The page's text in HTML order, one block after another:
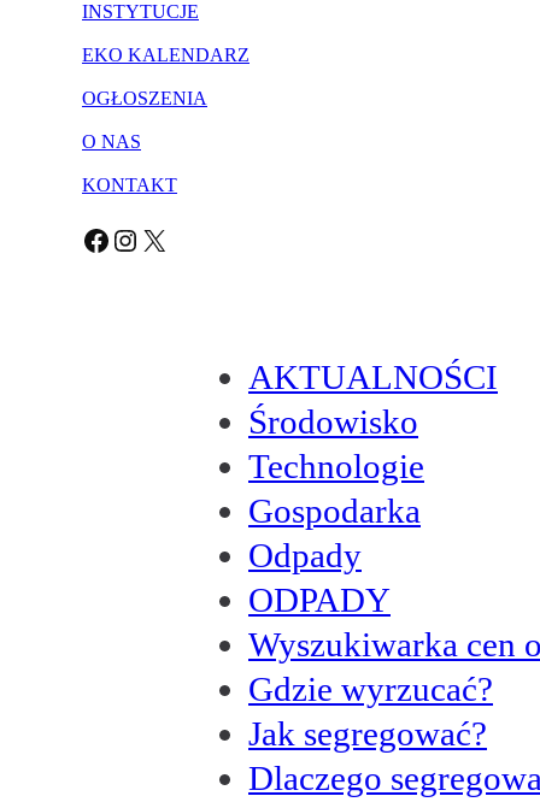
INSTYTUCJE
EKO KALENDARZ
OGŁOSZENIA
O NAS
KONTAKT
Facebook Instagram X
AKTUALNOŚCI
Środowisko
Technologie
Gospodarka
Odpady
ODPADY
Wyszukiwarka cen
Gdzie wyrzucać?
Jak segregować?
Dlaczego